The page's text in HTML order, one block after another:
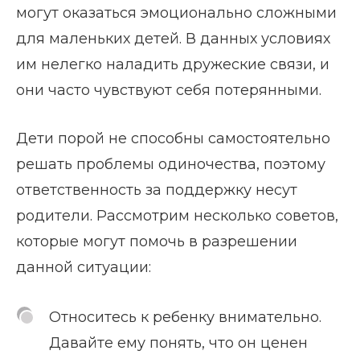
могут оказаться эмоционально сложными
для маленьких детей. В данных условиях
им нелегко наладить дружеские связи, и
они часто чувствуют себя потерянными.
Дети порой не способны самостоятельно
решать проблемы одиночества, поэтому
ответственность за поддержку несут
родители. Рассмотрим несколько советов,
которые могут помочь в разрешении
данной ситуации:
Относитесь к ребенку внимательно.
Давайте ему понять, что он ценен